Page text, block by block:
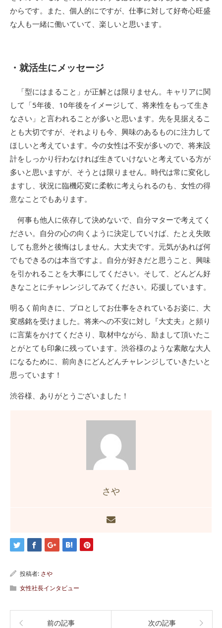
からです。また、個人的にですが、仕事に対して好奇心旺盛
な人も一緒に働いていて、楽しいと思います。
・就活生にメッセージ
「型にはまること」が正解とは限りません。キャリアに関
して「5年後、10年後をイメージして、将来性をもって生き
なさい」と言われることが多いと思います。先を見据えるこ
とも大切ですが、それよりも今、興味のあるものに注力して
ほしいと考えています。今の女性は不安が多いので、将来設
計をしっかり行わなければ生きていけないと考えている方が
多いと思いますが、そうとは限りません。時代は常に変化し
ますし、状況に臨機応変に柔軟に考えられるのも、女性の得
意なことでもあります。
何事も他人に依存して決めないで、自分マターで考えてく
ださい。自分の心の向くように決定していけば、たとえ失敗
しても意外と後悔はしません。大丈夫です。元気があれば何
でもできるのは本当ですよ。自分が好きだと思うこと、興味
を引かれることを大事にしてください。そして、どんどん好
きなことにチャレンジしてみてください。応援しています。
明るく前向きに、プロとしてお仕事をされているお姿に、大
変感銘を受けました。将来への不安に対し『大丈夫』と頻り
に言葉をかけてくださり、取材中ながら、励まして頂いたこ
とがとても印象に残っています。渋谷様のような素敵な大人
になるために、前向きにどんどんチャレンジしていきたいと
思っています！
渋谷様、ありがとうございました！
さや
投稿者: さや
女性社長インタビュー
前の記事 次の記事